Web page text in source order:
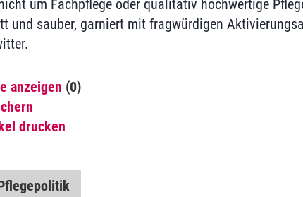
um Fachpflege oder qualitativ hochwertige
und sauber, garniert mit fragwürdigen
anzeigen (0)
drucken